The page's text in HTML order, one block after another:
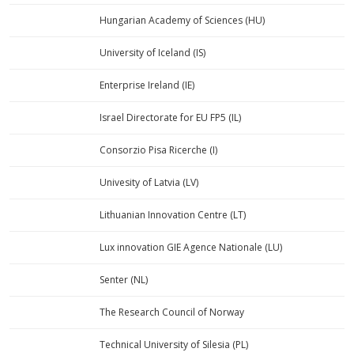
Hungarian Academy of Sciences (HU)
University of Iceland (IS)
Enterprise Ireland (IE)
Israel Directorate for EU FP5 (IL)
Consorzio Pisa Ricerche (I)
Univesity of Latvia (LV)
Lithuanian Innovation Centre (LT)
Lux innovation GIE Agence Nationale (LU)
Senter (NL)
The Research Council of Norway
Technical University of Silesia (PL)